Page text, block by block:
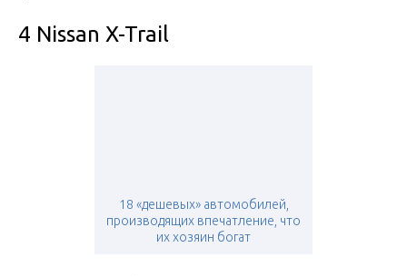
4 Nissan X-Trail
18 «дешевых» автомобилей,
производящих впечатление, что
их хозяин богат